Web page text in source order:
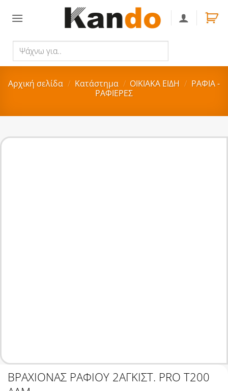
για..
Αρχική σελίδα / Κατάστημα / ΟΙΚΙΑΚA ΕΙΔΗ / ΡΑΦΙΑ -
ΡΑΦΙΕΡΕΣ
ΒΡΑΧΙΟΝΑΣ ΡΑΦΙΟΥ 2ΑΓΚΙΣΤ. PRO Τ200